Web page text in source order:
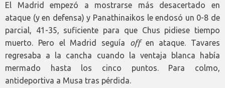
El Madrid empezó a mostrarse más desacertado en
ataque (y en defensa) y Panathinaikos le endosó un 0-8 de
parcial, 41-35, suficiente para que Chus pidiese tiempo
muerto. Pero el Madrid seguía offen ataque. Tavares
regresaba a la cancha cuando la ventaja blanca había
mermado hasta los cinco puntos. Para colmo,
antideportiva a Musa tras pérdida.